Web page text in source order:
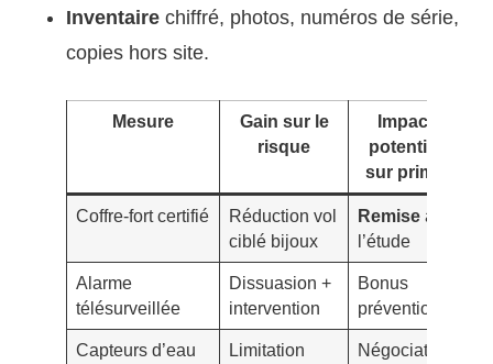
Inventaire chiffré, photos, numéros de série,
copies hors site.
Mesure
Gain sur le
risque
Impact
potentiel
sur prime
Coffre-fort certifié
Réduction vol
ciblé bijoux
Remiseà
l’étude
Alarme
télésurveillée
Dissuasion +
intervention
Bonus
prévention
Capteurs d’eau
Limitation
Négociation